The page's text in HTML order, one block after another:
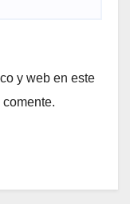
y web en este